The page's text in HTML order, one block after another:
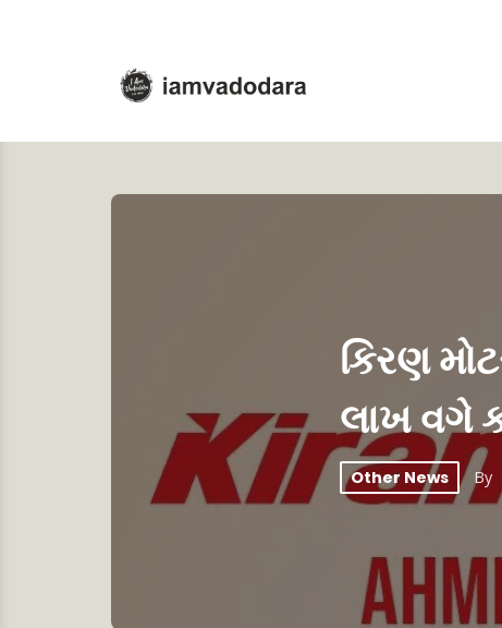
કિરણ
લાખ વગે
Other News By